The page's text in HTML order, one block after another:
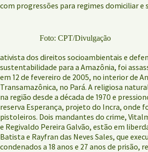
com progressões para regimes domiciliar e
Foto: CPT/Divulgação
ativista dos direitos socioambientais e
sustentabilidade para a Amazônia, foi
em 12 de fevereiro de 2005, no interior de
Transamazônica, no Pará. A religiosa
na região desde a década de 1970 e
reserva Esperança, projeto do Incra, onde
pistoleiros. Dois mandantes do crime,
e Regivaldo Pereira Galvão, estão em
Batista e Rayfran das Neves Sales, que
condenados a 18 anos e 27 anos de prisão,